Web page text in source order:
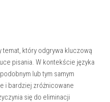
temat, który odgrywa kluczową
pisania. W kontekście języka
lub tym samym
i bardziej zróżnicowane
się do eliminacji